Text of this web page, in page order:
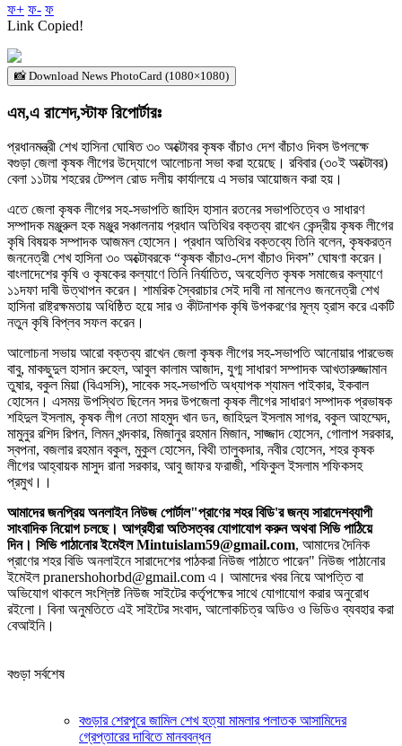
ফ+ ফ- ফ
Link Copied!
📸 Download News PhotoCard (1080×1080)
এম,এ রাশেদ,স্টাফ রিপোর্টারঃ
প্রধানমন্ত্রী শেখ হাসিনা ঘোষিত ৩০ অক্টোবর কৃষক বাঁচাও দেশ বাঁচাও দিবস উপলক্ষে
বগুড়া জেলা কৃষক লীগের উদ্যোগে আলোচনা সভা করা হয়েছে। রবিবার (৩০ই অক্টোবর)
বেলা ১১টায় শহরের টেম্পল রোড দলীয় কার্যালয়ে এ সভার আয়োজন করা হয়।
এতে জেলা কৃষক লীগের সহ-সভাপতি জাহিদ হাসান রতনের সভাপতিত্বে ও সাধারণ
সম্পাদক মঞ্জুরুল হক মঞ্জুর সঞ্চালনায় প্রধান অতিথির বক্তব্য রাখেন কেন্দ্রীয় কৃষক লীগের
কৃষি বিষয়ক সম্পাদক আজমল হোসেন। প্রধান অতিথির বক্তব্যে তিনি বলেন, কৃষকরত্ন
জননেত্রী শেখ হাসিনা ৩০ অক্টোবরকে “কৃষক বাঁচাও-দেশ বাঁচাও দিবস” ঘোষণা করেন।
বাংলাদেশের কৃষি ও কৃষকের কল্যাণে তিনি নির্যাতিত, অবহেলিত কৃষক সমাজের কল্যাণে
১১দফা দাবী উত্থাপন করেন। শামরিক স্বৈরাচার সেই দাবী না মানলেও জননেত্রী শেখ
হাসিনা রাষ্ট্রক্ষমতায় অধিষ্ঠিত হয়ে সার ও কীটনাশক কৃষি উপকরণের মূল্য হ্রাস করে একটি
নতুন কৃষি বিপ্লব সফল করেন।
আলোচনা সভায় আরো বক্তব্য রাখেন জেলা কৃষক লীগের সহ-সভাপতি আনোয়ার পারভেজ
বাবু, মাকছুদুল হাসান রুহেল, আবুল কালাম আজাদ, যুগ্ম সাধারণ সম্পাদক আখতারুজ্জামান
তুষার, বকুল মিয়া (বিএসসি), সাবেক সহ-সভাপতি অধ্যাপক শ্যামল পাইকার, ইকবাল
হোসেন। এসময় উপস্থিত ছিলেন সদর উপজেলা কৃষক লীগের সাধারণ সম্পাদক প্রভাষক
শহিদুল ইসলাম, কৃষক লীগ নেতা মাহমুদ খান ডন, জাহিদুল ইসলাম সাগর, বকুল আহম্মেদ,
মামুনুর রশিদ রিপন, লিমন খন্দকার, মিজানুর রহমান মিজান, সাজ্জাদ হোসেন, গোলাপ সরকার,
স্বপনা, বজলার রহমান বকুল, মুকুল হোসেন, বিথী তালুকদার, নবীর হোসেন, শহর কৃষক
লীগের আহ্বায়ক মাসুদ রানা সরকার, আবু জাফর ফরাজী, শফিকুল ইসলাম শফিকসহ
প্রমুখ।।
আমাদের জনপ্রিয় অনলাইন নিউজ পোর্টাল"প্রাণের শহর বিডি'র জন্য সারাদেশব্যাপী
সাংবাদিক নিয়োগ চলছে। আগ্রহীরা অতিসত্বর যোগাযোগ করুন অথবা সিভি পাঠিয়ে
দিন। সিভি পাঠানোর ইমেইল Mintuislam59@gmail.com, আমাদের দৈনিক
প্রাণের শহর বিডি অনলাইনে সারাদেশের পাঠকরা নিউজ পাঠাতে পারেন" নিউজ পাঠানোর
ইমেইল pranershohorbd@gmail.com এ। আমাদের খবর নিয়ে আপত্তি বা
অভিযোগ থাকলে সংশ্লিষ্ট নিউজ সাইটের কর্তৃপক্ষের সাথে যোগাযোগ করার অনুরোধ
রইলো। বিনা অনুমতিতে এই সাইটের সংবাদ, আলোকচিত্র অডিও ও ভিডিও ব্যবহার করা
বেআইনি।
বগুড়া সর্বশেষ
বগুড়ার শেরপুরে জামিল শেখ হত্যা মামলার পলাতক আসামিদের
গ্রেপ্তারের দাবিতে মানববন্ধন